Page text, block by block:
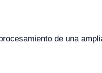
de una